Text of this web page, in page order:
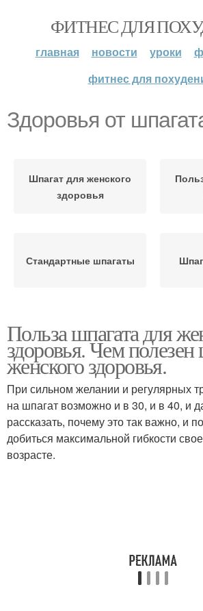
ФИТНЕС ДЛЯ
главная новости уроки
фитнес для
Здоровья от
Шпагат для женского
здоровья
Стандартные шпагаты
шпагата
Польза шпагата для
здоровья. Чем полезен
женского здоровья.
При сильном желании и регулярных
на шпагат возможно и в 30, и в 40, и
рассказать, почему это так важно, и
добиться максимальной гибкости
возрасте.